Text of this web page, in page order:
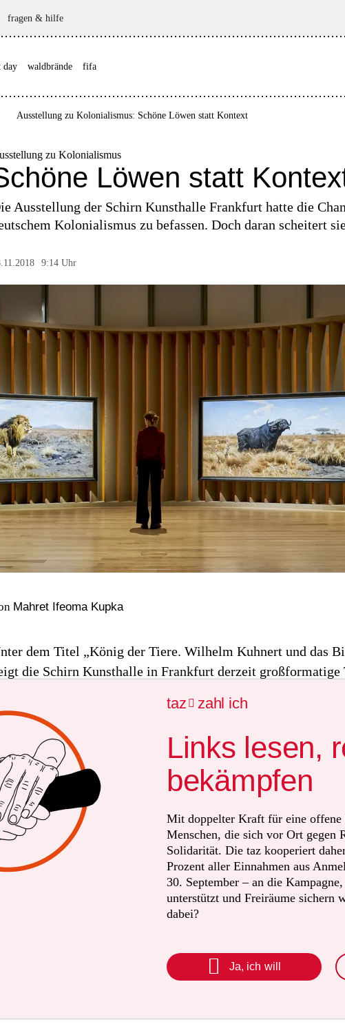
fragen & hilfe
day waldbrände fifa
Ausstellung zu Kolonialismus: Schöne Löwen statt Kontext
zu Kolonialismus
Löwen statt
Ausstellung der Schirn Kunsthalle Frankfurt hatte die
Kolonialismus zu befassen. Doch daran scheitert
9:14 Uhr
Mahret Ifeoma Kupka
dem Titel „König der Tiere. Wilhelm Kuhnert und das
die Schirn Kunsthalle in Frankfurt derzeit großformatige
ignorierten Kolonialmalers. Die Motive
Kolonie Deutsch-Ostafrika, die Kuhnert zwischen
bereiste.
der möglichen Gründe, für die bisherige Nichtbetrachtung
heißt es im Katalog zur Ausstellung, sei das „latente
Großwildjagd und Kolonialherrschaft“. Denn Kuhnert
Maler und Illustrator, sondern auch direkter
Gewalt. Die Schirn stellt diese Ambivalenz nun zur
taz  zahl ich
Links lesen,
bekämpfen
Mit doppelter Kraft für eine offene
Menschen, die sich vor Ort gegen
Solidarität. Die taz kooperiert
Prozent aller Einnahmen aus
30. September – an die
unterstützt und Freiräume sichern
dabei?
 Ja, ich will